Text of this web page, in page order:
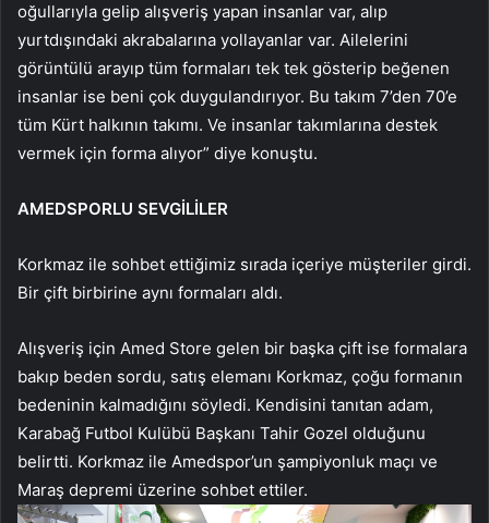
oğullarıyla gelip alışveriş yapan insanlar var, alıp
yurtdışındaki akrabalarına yollayanlar var. Ailelerini
görüntülü arayıp tüm formaları tek tek gösterip beğenen
insanlar ise beni çok duygulandırıyor. Bu takım 7’den 70’e
tüm Kürt halkının takımı. Ve insanlar takımlarına destek
vermek için forma alıyor” diye konuştu.
AMEDSPORLU SEVGİLİLER
Korkmaz ile sohbet ettiğimiz sırada içeriye müşteriler girdi.
Bir çift birbirine aynı formaları aldı.
Alışveriş için Amed Store gelen bir başka çift ise formalara
bakıp beden sordu, satış elemanı Korkmaz, çoğu formanın
bedeninin kalmadığını söyledi. Kendisini tanıtan adam,
Karabağ Futbol Kulübü Başkanı Tahir Gozel olduğunu
belirtti. Korkmaz ile Amedspor’un şampiyonluk maçı ve
Maraş depremi üzerine sohbet ettiler.